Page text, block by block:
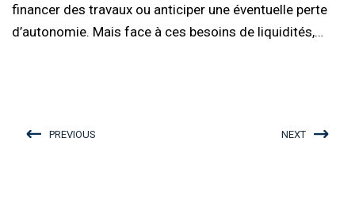
financer des travaux ou anticiper une éventuelle perte
d’autonomie. Mais face à ces besoins de liquidités,…
PREVIOUS NEXT